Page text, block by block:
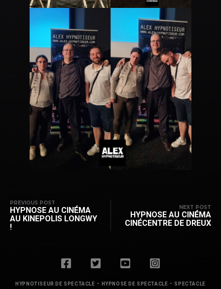
PREVIOUS POST
HYPNOSE AU CINÉMA
AU KINEPOLIS LONGWY
!
NEXT POST
HYPNOSE AU CINÉMA
CINÉCENTRE DE DREUX
HYPNOTISEUR DE SPECTACLE - HYPNOSE DE SPECTACLE - SPECTACLE